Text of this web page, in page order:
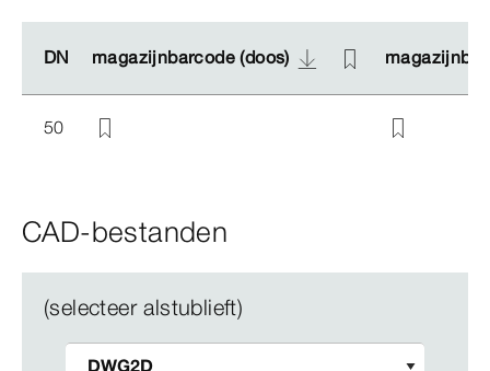
DN magazijnbarcode (doos)
DN magazijnbarcode (doos)
50
CAD-bestanden
(selecteer alstublieft)